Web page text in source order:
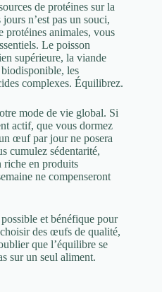
de protéines sur la
n’est pas un souci,
protéines animales, vous
Le poisson
supérieure, la viande
les
complexes. Équilibrez.
mode de vie global. Si
actif, que vous dormez
œuf par jour ne posera
cumulez sédentarité,
riche en produits
ne compenseront
et bénéfique pour
des œufs de qualité,
que l’équilibre se
sur un seul aliment.